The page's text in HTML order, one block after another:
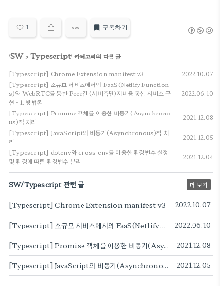
1 구독하기
'SW>Typescript' 카테고리의 다른 글
[Typescript] Chrome Extension manifest v3 2022.10.07
[Typescript] 소규모 서비스에서의 FaaS(Netlify Function
s)와 WebRTC를 통한 Peer간 (서버측면)저비용 통신 서비스 구
현 - 1. 방법론
2022.06.10
[Typescript] Promise 객체를 이용한 비동기(Asynchrono
us)적 처리
2021.12.08
[Typescript] JavaScript의 비동기(Asynchronous)적 처
리
2021.12.05
[Typescript] dotenv와 cross-env를 이용한 환경변수 설정
및 환경에 따른 환경변수 분리
2021.12.04
SW/Typescript 관련 글 더 보기
[Typescript] Chrome Extension manifest v3 2022.10.07
[Typescript] 소규모 서비스에서의 FaaS(Netlify Functions)와 WebRTC를 통한 Peer간 (서버측면)저비용 통신 서비스 구현 - 1. 방법론 2022.06.10
[Typescript] Promise 객체를 이용한 비동기(Asynchronous)적 처리 2021.12.08
[Typescript] JavaScript의 비동기(Asynchronous)적 처리 2021.12.05